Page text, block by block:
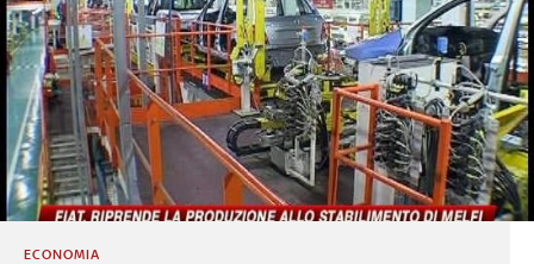
ECONOMIA